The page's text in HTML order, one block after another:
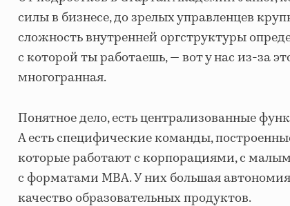
силы в бизнесе, до зрелых управленцев
сложность внутренней оргструктуры
с которой ты работаешь, — вот у нас из-за
многогранная.
Понятное дело, есть централизованные
А есть специфические команды,
которые работают с корпорациями, с
с форматами MBA. У них большая
качество образовательных продуктов.